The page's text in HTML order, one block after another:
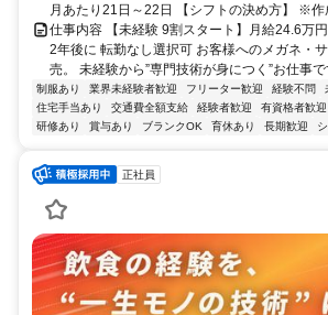
月あたり21日～22日 【シフトの決め方】 ※作
仕事内容 【未経験 9割スタート】月給24.6万
2年後に 転勤なし選択可 お客様へのメガネ・
売。 未経験から”専門技術が身につく”お仕事で
制服あり 業界未経験者歓迎 フリーター歓迎 経験不問
住宅手当あり
交通費全額支給 経験者歓迎 有資格者歓迎
研修あり
賞与あり ブランクOK 育休あり 長期歓迎
正社員